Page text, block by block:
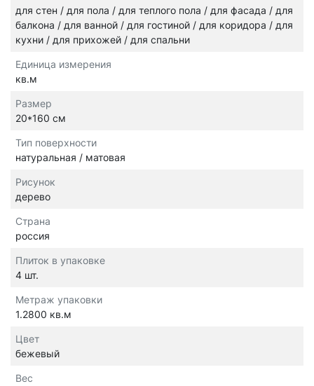
для стен / для пола / для теплого пола / для фасада / для
балкона / для ванной / для гостиной / для коридора / для
кухни / для прихожей / для спальни
Единица измерения
кв.м
Размер
20*160 см
Тип поверхности
натуральная / матовая
Рисунок
дерево
Страна
россия
Плиток в упаковке
4 шт.
Метраж упаковки
1.2800 кв.м
Цвет
бежевый
Вес